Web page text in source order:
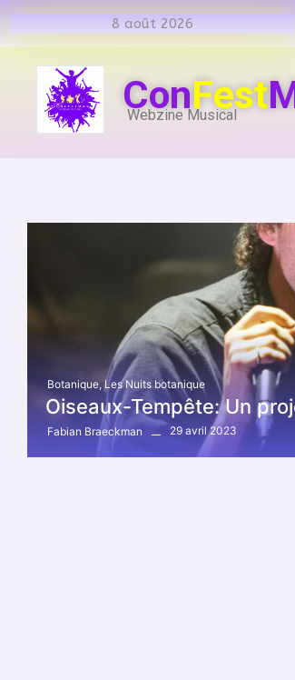
8 août 2026
ConFest
Webzine Musical
Botanique, Les Nuits botanique
Oiseaux-Tempête: Un
Fabian Braeckman 29 avril 2023